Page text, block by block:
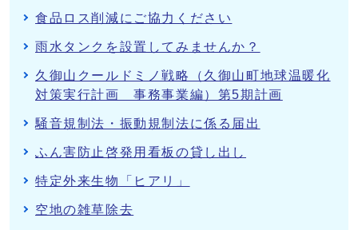
食品ロス削減にご協力ください
雨水タンクを設置してみませんか？
久御山クールドミノ戦略（久御山町地球温暖化
対策実行計画 事務事業編）第5期計画
騒音規制法・振動規制法に係る届出
ふん害防止啓発用看板の貸し出し
特定外来生物「ヒアリ」
空地の雑草除去